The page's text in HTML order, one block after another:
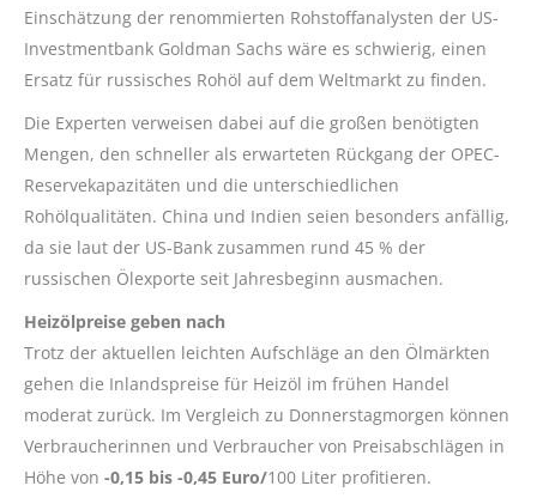
Einschätzung der renommierten Rohstoffanalysten der US-
Investmentbank Goldman Sachs wäre es schwierig, einen
Ersatz für russisches Rohöl auf dem Weltmarkt zu finden.
Die Experten verweisen dabei auf die großen benötigten
Mengen, den schneller als erwarteten Rückgang der OPEC-
Reservekapazitäten und die unterschiedlichen
Rohölqualitäten. China und Indien seien besonders anfällig,
da sie laut der US-Bank zusammen rund 45 % der
russischen Ölexporte seit Jahresbeginn ausmachen.
Heizölpreise geben nach
Trotz der aktuellen leichten Aufschläge an den Ölmärkten
gehen die Inlandspreise für Heizöl im frühen Handel
moderat zurück. Im Vergleich zu Donnerstagmorgen können
Verbraucherinnen und Verbraucher von Preisabschlägen in
Höhe von -0,15 bis -0,45 Euro/100 Liter profitieren.